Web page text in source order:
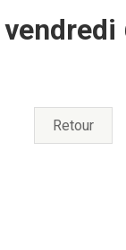
Retour